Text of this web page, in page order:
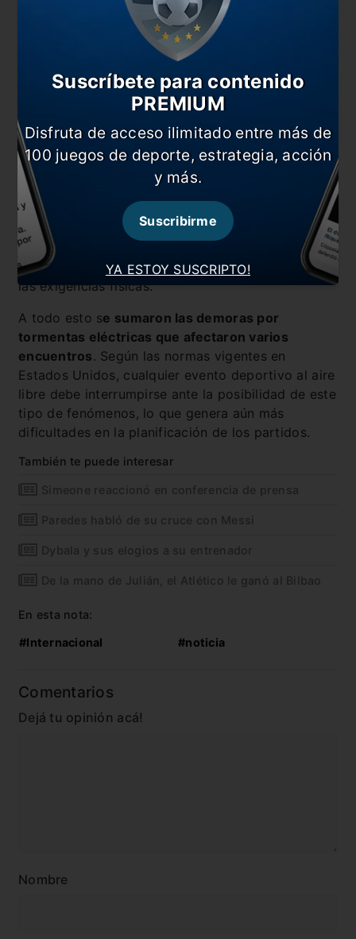
Desde FIFPro también valoraron algunas medidas
aplicadas en esta edición del Mundial de Clubes,
como la disponibilidad de agua y toallas frías para
los futbolistas, recursos que contribuyen a aliviar
las exigencias físicas.
A todo esto se sumaron las demoras por
tormentas eléctricas que afectaron varios
encuentros . Según las normas vigentes en
Estados Unidos, cualquier evento deportivo al aire
libre debe interrumpirse ante la posibilidad de este
tipo de fenómenos, lo que genera aún más
dificultades en la planificación de los partidos.
También te puede interesar
Simeone reaccionó en conferencia de prensa
Paredes habló de su cruce con Messi
Dybala y sus elogios a su entrenador
De la mano de Julián, el Atlético le ganó al Bilbao
En esta nota:
#Internacional #noticia
Comentarios
Dejá tu opinión acá!
Nombre
YA ESTOY SUSCRIPTO!
Suscríbete para contenido
PREMIUM
Disfruta de acceso ilimitado entre más de
100 juegos de deporte, estrategia, acción
y más.
Suscribirme